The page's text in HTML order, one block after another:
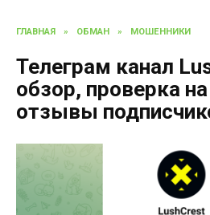
ГЛАВНАЯ » ОБМАН » МОШЕННИКИ
Телеграм канал
обзор, проверка
отзывы